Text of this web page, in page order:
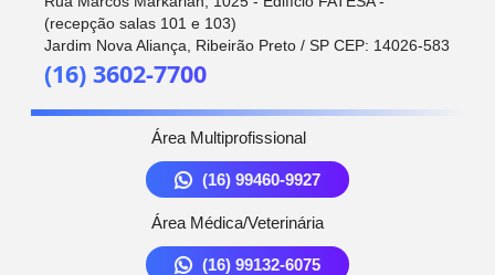
(recepção salas 101 e 103)
Jardim Nova Aliança, Ribeirão Preto / SP CEP: 14026-583
(16) 3602-7700
Área Multiprofissional
(16) 99460-9927
Área Médica/Veterinária
(16) 99132-6075